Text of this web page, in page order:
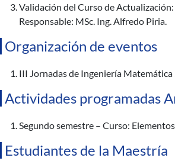
Validación del Curso de
Responsable: MSc. Ing. Alfredo Piria.
Organización de eventos
III Jornadas de Ingeniería Matemática
Actividades programadas
Segundo semestre – Curso:
Estudiantes de la Maestría